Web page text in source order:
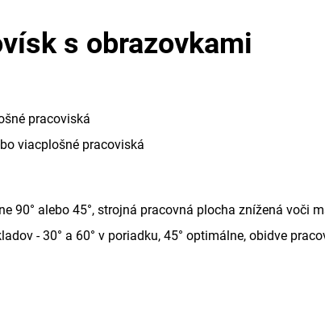
s obrazovkami
pracoviská
viacplošné pracoviská
90° alebo 45°, strojná pracovná plocha znížená voči
- 30° a 60° v poriadku, 45° optimálne, obidve